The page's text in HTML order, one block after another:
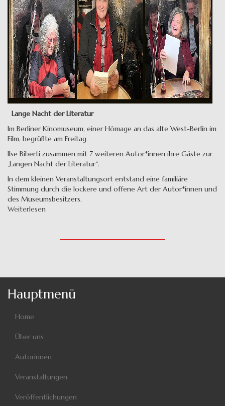
Lange Nacht der Literatur
Im Berliner Kinomuseum, einer Hômage an das alte West-Berlin im
Film, begrüßte am Freitag
Ilse Biberti zusammen mit 7 weiteren Autor*innen ihre Gäste zur
„Langen Nacht der Literatur“.
In dem kleinen Veranstaltungsort entstand eine familiäre
Stimmung durch die lockere und offene Art der Autor*innen und
des Museumsbesitzers.
Weiterlesen
Hauptmenü
Home
Über uns
Autorinnen
Veranstaltungen
Veröffentlichungen